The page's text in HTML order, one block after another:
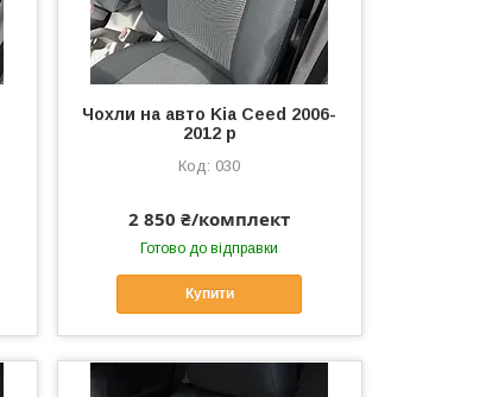
Чохли на авто Kia Ceed 2006-
2012 р
030
2 850 ₴/комплект
Готово до відправки
Купити